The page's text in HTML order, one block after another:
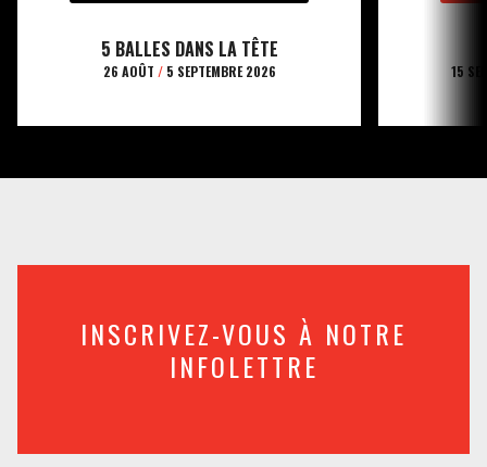
5 BALLES DANS LA TÊTE
26 AOÛT /5 SEPTEMBRE 2026 15
INSCRIVEZ-VOUS À NOTRE
INFOLETTRE